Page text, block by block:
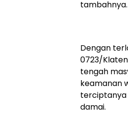
tambahnya.
Dengan
0723/
tengah
keamanan
terciptanya
damai.